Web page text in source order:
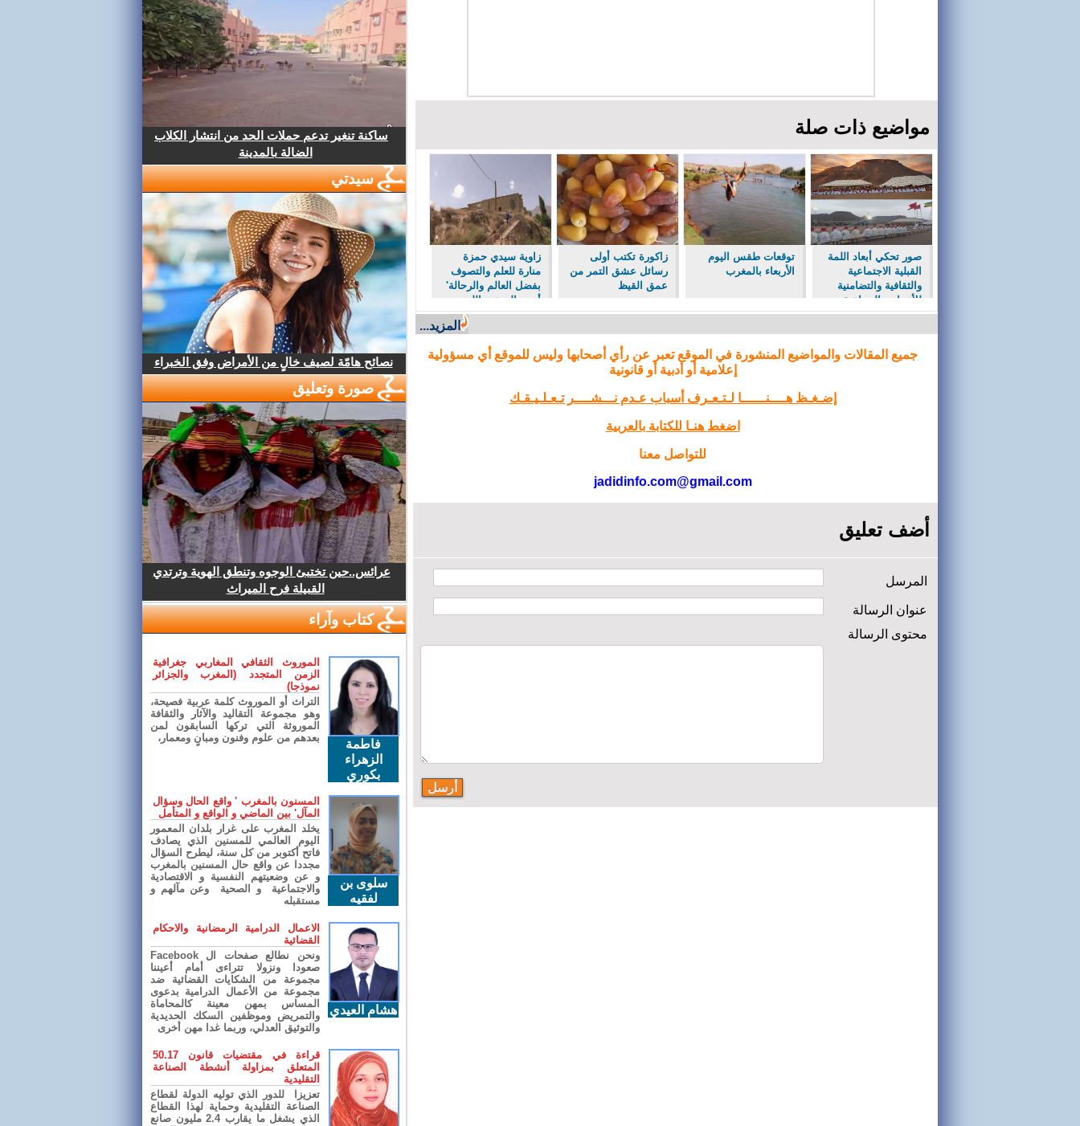
مواضيع ذات صلة
صور تحكي أبعاد اللمة
القبلية الاجتماعية
والثقافية والتضامنية
للأعراس الجماعية ب
ايت احيا جماعة حصيا
توقعات طقس اليوم
الأربعاء بالمغرب
زاكورة تكتب أولى
رسائل عشق التمر من
عمق القيظ
زاوية سيدي حمزة
منارة للعلم والتصوف
بفضل العالم والرحالة'
أبو سالم عبد الله
العياشي'.
المزيد...
جميع المقالات والمواضيع المنشورة في الموقع تعبر عن رأي أصحابها وليس للموقع أي مسؤولية
إعلامية أو أدبية أو قانونية
إضـغـظ هــــنــــــا لـتـعـرف أسباب عـدم نـــشــــر تـعـلـيـقـك
اضغط هنـا للكتابة بالعربية
للتواصل معنا
jadidinfo.com@gmail.com
أضف تعليق
المرسل
عنوان الرسالة
محتوى الرسالة
ساكنة تنغير تدعم حملات الحد من انتشار الكلاب
الضالة بالمدينة
سيدتي
نصائح هامّة لصيف خالٍ من الأمراض وفق الخبراء
صورة وتعليق
عرائس..حين تختبئ الوجوه وتنطق الهوية وترتدي
القبيلة فرح الميراث
كتاب وآراء
فاطمة
الزهراء
بكوري
الموروث الثقافي المغاربي جغرافية
الزمن المتجدد (المغرب والجزائر
نموذجا)
التراث أو الموروث كلمة عربية فصيحة،
وهو مجموعة التقاليد والآثار والثقافة
الموروثة التي تركها السابقون لمن
بعدهم من علوم وفنون ومبانٍ ومعمار،
سلوى بن
لفقيه
المسنون بالمغرب ' واقع الحال وسؤال
المآل' بين الماضي و الواقع و المتأمل
يخلد المغرب على غرار بلدان المعمور
اليوم العالمي للمسنين الذي يصادف
فاتح أكتوبر من كل سنة، ليطرح السؤال
مجددا عن واقع حال المسنين بالمغرب
و عن وضعيتهم النفسية و الاقتصادية
والاجتماعية و الصحية وعن مآلهم و
مستقبله
هشام العيدي
الاعمال الدرامية الرمضانية والاحكام
القضائية
ونحن نطالع صفحات ال Facebook
صعودا ونزولا تتراءى أمام أعيننا
مجموعة من الشكايات القضائية ضد
مجموعة من الأعمال الدرامية بدعوى
المساس بمهن معينة كالمحاماة
والتمريض وموظفين السكك الحديدية
والتوثيق العدلي، وربما غدا مهن أخرى
قراءة في مقتضيات قانون 50.17
المتعلق بمزاولة أنشطة الصناعة
التقليدية
تعزيزا للدور الذي توليه الدولة لقطاع
الصناعة التقليدية وحماية لهذا القطاع
الذي يشغل ما يقارب 2.4 مليون صانع